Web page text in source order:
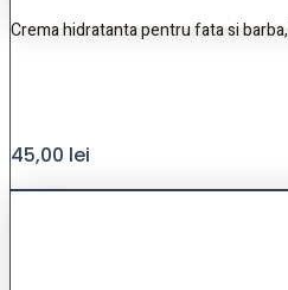
Crema hidratanta pentru fata si
45,00 lei